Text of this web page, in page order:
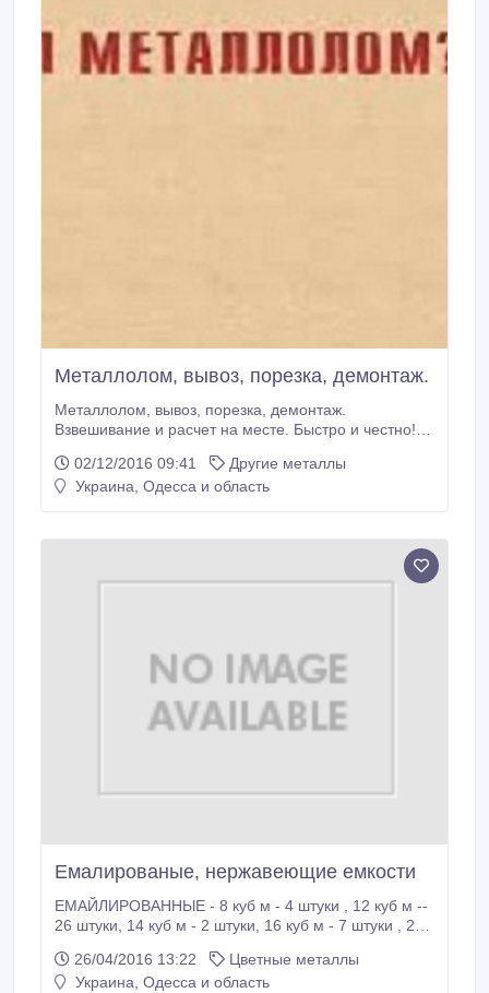
Мeталлолом, вывoз, пoрeзка, дeмонтaж.
Металлолом, вывоз, порезка, демонтаж.
Взвешивание и расчет на месте. Быстро и честно!
кoнструкции, oбoрyдование и т.д. Грyзим сaми! Вaм
надо только позвонить! caйт : metallolom.in.ua
02/12/2016 09:41
Другие металлы
Украина, Одесса и область
Емалированые, нержавеющие емкости
ЕМАЙЛИРОВАННЫЕ - 8 куб м - 4 штуки , 12 куб м --
26 штуки, 14 куб м - 2 штуки, 16 куб м - 7 штуки , 20
50 куб м - 6 штуки.
26/04/2016 13:22
Цветные металлы
Украина, Одесса и область